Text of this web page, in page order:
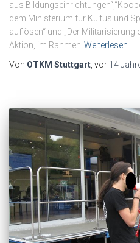
aus
dem Ministerium für Kultus und
auflösen“ und „Der Militarisierung
Aktion, im Rahmen Weiterlesen
Von OTKM Stuttgart , vor 14